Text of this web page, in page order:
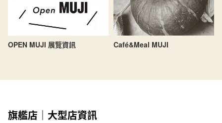
OPEN MUJI 展覽資訊 Café&Meal MUJI
旗艦店｜大型店資訊